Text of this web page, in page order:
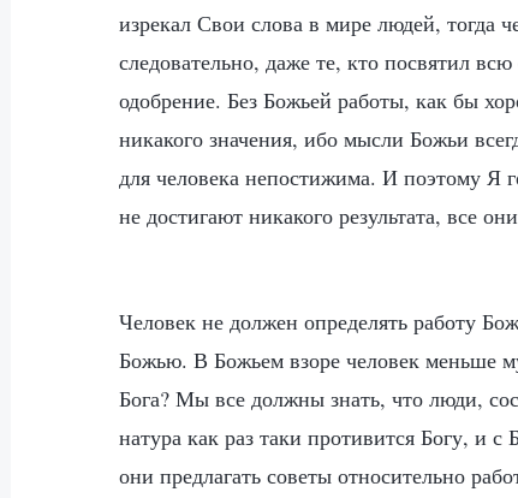
изрекал Свои слова в мире людей, тогда
следовательно, даже те, кто посвятил
одобрение. Без Божьей работы, как бы
никакого значения, ибо мысли Божьи
для человека непостижима. И поэтому Я
не достигают никакого результата, все
Человек не должен определять работу
Божью. В Божьем взоре человек меньше
Бога? Мы все должны знать, что люди,
натура как раз таки противится Богу, и
они предлагать советы относительно